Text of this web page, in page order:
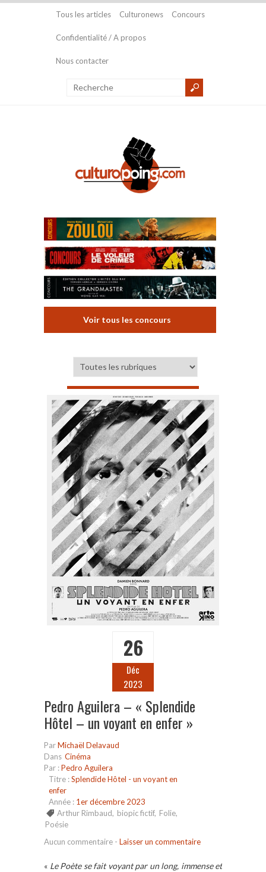
Tous les articles Culturonews Concours
Confidentialité / A propos
Nous contacter
Voir tous les concours
26
Déc
2023
Pedro Aguilera – « Splendide
Hôtel – un voyant en enfer »
ParMichaël Delavaud
Dans Cinéma
Par :Pedro Aguilera
Titre :Splendide Hôtel - un voyant en
enfer
Année : 1er décembre 2023
Arthur Rimbaud, biopic fictif, Folie,
Poésie
Aucun commentaire - Laisser un commentaire
« Le Poète se fait voyant par un long, immense et